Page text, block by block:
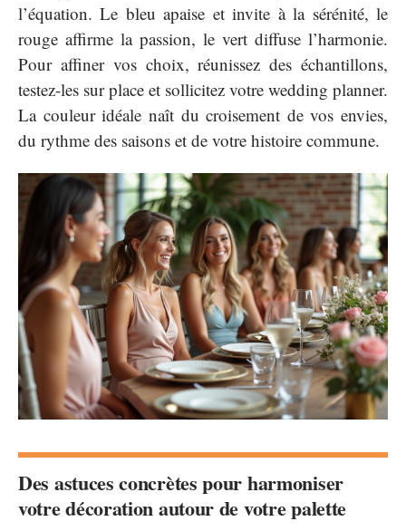
l’équation. Le bleu apaise et invite à la sérénité, le
rouge affirme la passion, le vert diffuse l’harmonie.
Pour affiner vos choix, réunissez des échantillons,
testez-les sur place et sollicitez votre wedding planner.
La couleur idéale naît du croisement de vos envies,
du rythme des saisons et de votre histoire commune.
Des astuces concrètes pour harmoniser
votre décoration autour de votre palette